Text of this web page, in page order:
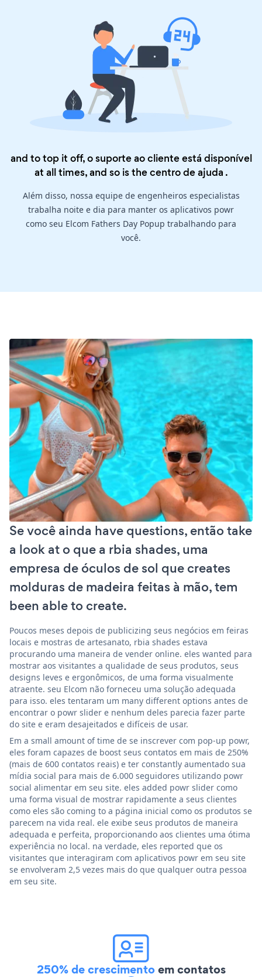
and to top it off, o suporte ao cliente está disponível
at all times, and so is thecentro de ajuda .
Além disso, nossa equipe de engenheiros especialistas
trabalha noite e dia para manter os aplicativos powr
como seu Elcom Fathers Day Popup trabalhando para
você.
Se você ainda have questions, então take
a look at o que a rbia shades, uma
empresa de óculos de sol que creates
molduras de madeira feitas à mão, tem
been able to create.
Poucos meses depois de publicizing seus negócios em feiras
locais e mostras de artesanato, rbia shades estava
procurando uma maneira de vender online. eles wanted para
mostrar aos visitantes a qualidade de seus produtos, seus
designs leves e ergonômicos, de uma forma visualmente
atraente. seu Elcom não forneceu uma solução adequada
para isso. eles tentaram um many different options antes de
encontrar o powr slider e nenhum deles parecia fazer parte
do site e eram desajeitados e difíceis de usar.
Em a small amount of time de se inscrever com pop-up powr,
eles foram capazes de boost seus contatos em mais de 250%
(mais de 600 contatos reais) e ter constantly aumentado sua
mídia social para mais de 6.000 seguidores utilizando powr
social alimentar em seu site. eles added powr slider como
uma forma visual de mostrar rapidamente a seus clientes
como eles são coming to a página inicial como os produtos se
parecem na vida real. ele exibe seus produtos de maneira
adequada e perfeita, proporcionando aos clientes uma ótima
experiência no local. na verdade, eles reported que os
visitantes que interagiram com aplicativos powr em seu site
se envolveram 2,5 vezes mais do que qualquer outra pessoa
em seu site.
250% de crescimentoem contatos